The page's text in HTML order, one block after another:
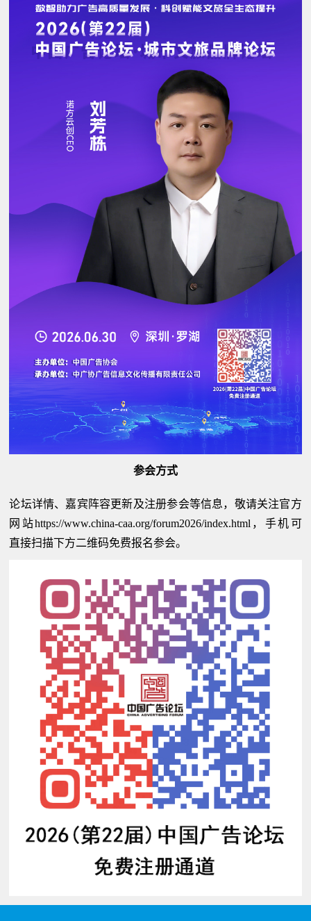
参会方式
论坛详情、嘉宾阵容更新及注册参会等信息，敬请关注官方
网站https://www.china-caa.org/forum2026/index.html，手机可
直接扫描下方二维码免费报名参会。